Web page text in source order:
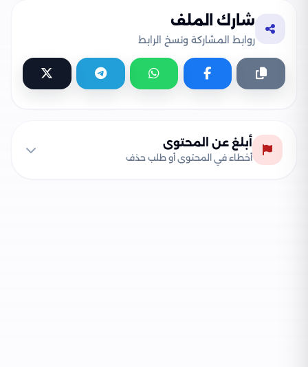
شارك الملف
روابط المشاركة ونسخ الرابط
أبلغ عن المحتوى
أخطاء في المحتوى أو طلب حذف